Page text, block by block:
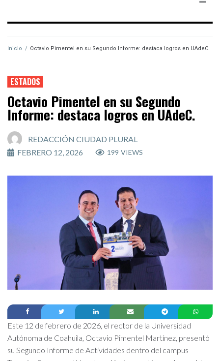
Inicio / Octavio Pimentel en su Segundo Informe: destaca logros en UAdeC.
ESTADOS
Octavio Pimentel en su Segundo
Informe: destaca logros en UAdeC.
REDACCIÓN CIUDAD PLURAL
FEBRERO 12, 2026
199 VIEWS
Este 12 de febrero de 2026, el rector de la Universidad
Autónoma de Coahuila, Octavio Pimentel Martínez, presentó
su Segundo Informe de Actividades dentro del campus